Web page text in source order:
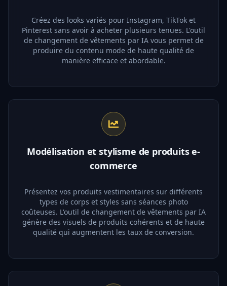
Créez des looks variés pour Instagram, TikTok et
Pinterest sans avoir à acheter plusieurs tenues. L'outil
de changement de vêtements par IA vous permet de
produire du contenu mode de haute qualité de
manière efficace et abordable.
Modélisation et stylisme de produits e-
commerce
Présentez vos produits vestimentaires sur différents
types de corps et styles sans séances photo
coûteuses. L'outil de changement de vêtements par IA
génère des visuels de produits cohérents et de haute
qualité qui augmentent les taux de conversion.